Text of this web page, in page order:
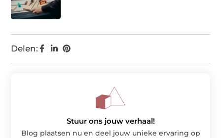
Delen:
Stuur ons jouw verhaal!
Blog plaatsen nu en deel jouw unieke ervaring op